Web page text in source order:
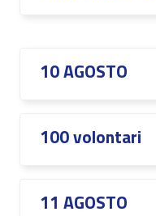
10 AGOSTO
100 volontari
11 AGOSTO